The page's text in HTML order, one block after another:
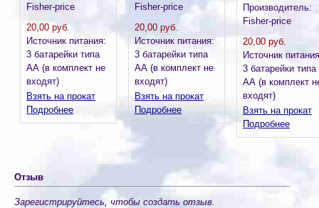
Fisher-price
20,00 руб.
Источник питания:
3 батарейки типа
АА (в комплект не
входят)
Взять на прокат
Подробнее
Fisher-price
20,00 руб.
Источник питания:
3 батарейки типа
АА (в комплект не
входят)
Взять на прокат
Подробнее
Производитель:
Fisher-price
20,00 руб.
Источник
3 батарейки типа
АА (в комплект
входят)
Взять на прокат
Подробнее
Отзыв
Зарегистрируйтесь, чтобы создать отзыв.